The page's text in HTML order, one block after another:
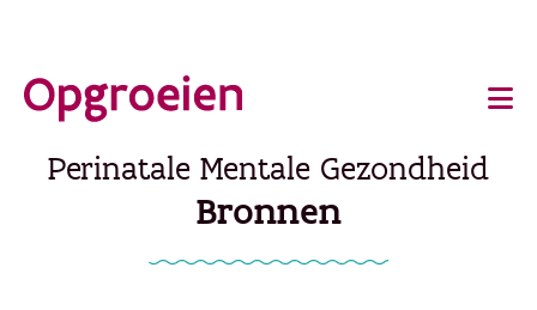
direct
hoofdinhoud
Main
navigation
Perinatale Mentale Gezondheid
Bronnen